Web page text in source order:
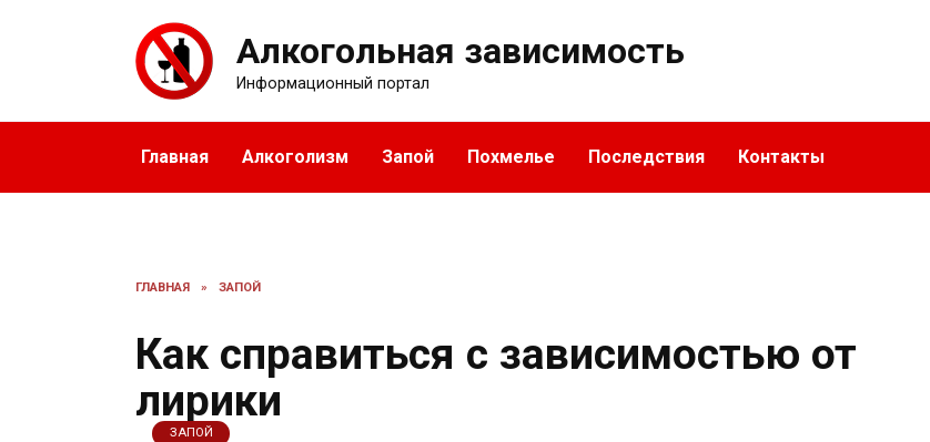
Алкогольная зависимость
Информационный портал
Главная Алкоголизм Запой Похмелье Последствия Контакты
ГЛАВНАЯ » ЗАПОЙ
Как справиться с зависимостью от
лирики
ЗАПОЙ